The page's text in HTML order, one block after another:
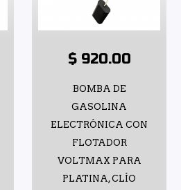
$ 920.00
BOMBA DE
GASOLINA
ELECTRÓNICA CON
FLOTADOR
VOLTMAX PARA
PLATINA, CLÍO